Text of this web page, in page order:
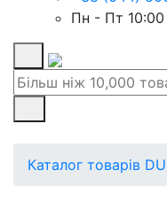
Пн - Пт 10:00
Каталог товарів